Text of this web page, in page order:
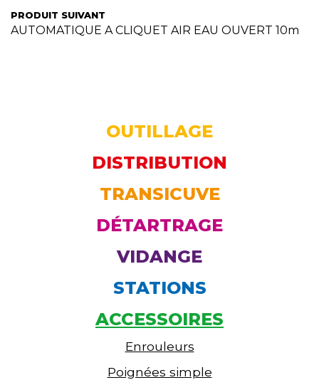
OUTILLAGE
DISTRIBUTION
TRANSICUVE
DÉTARTRAGE
VIDANGE
STATIONS
ACCESSOIRES
Enrouleurs
Poignées simple
PRODUIT SUIVANT
AUTOMATIQUE A CLIQUET AIR EAU OUVERT 10m